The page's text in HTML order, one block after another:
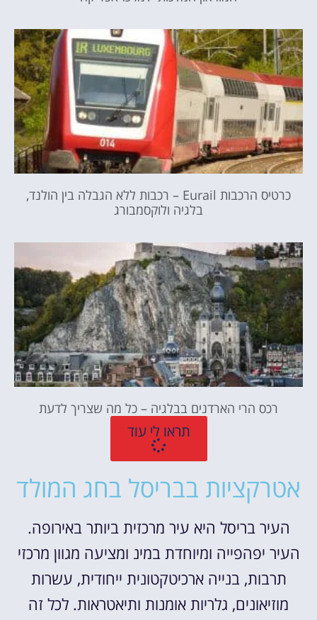
כרטיס הרכבות Eurail – רכבות ללא הגבלה בין הולנד,
בלגיה ולוקסמבורג
רכס הרי הארדנים בבלגיה – כל מה שצריך לדעת
תראו לי עוד
אטרקציות בבריסל בחג המולד
העיר בריסל היא עיר מרכזית ביותר באירופה.
העיר יפהפייה ומיוחדת במינ ומציעה מגוון מרכזי
תרבות, בנייה ארכיטקטונית ייחודית, עשרות
מוזיאונים, גלריות אומנות ותיאטראות. לכל זה